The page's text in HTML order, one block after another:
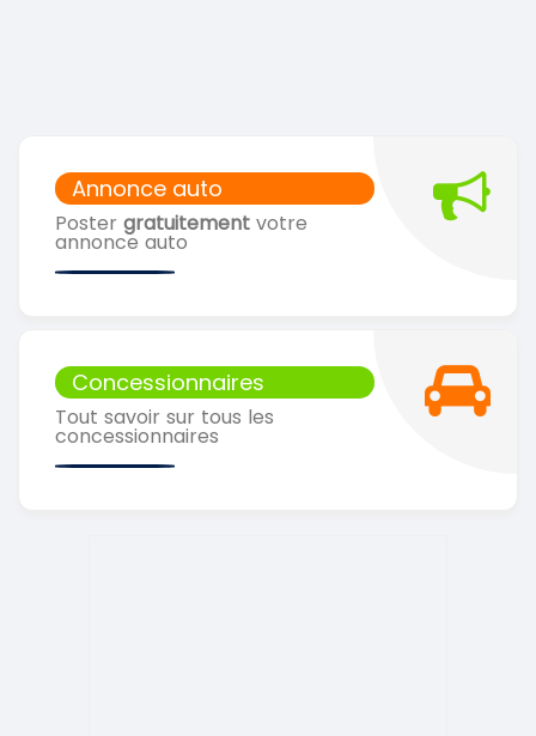
Annonce auto
Poster gratuitement votre
annonce auto
Concessionnaires
Tout savoir sur tous les
concessionnaires